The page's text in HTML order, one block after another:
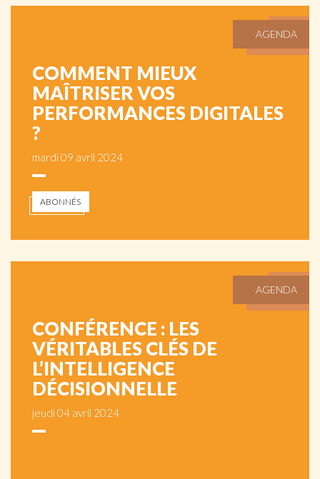
AGENDA
COMMENT MIEUX
MAÎTRISER VOS
PERFORMANCES DIGITALES
?
mardi 09 avril 2024
ABONNÉS
AGENDA
CONFÉRENCE : LES
VÉRITABLES CLÉS DE
L’INTELLIGENCE
DÉCISIONNELLE
jeudi 04 avril 2024